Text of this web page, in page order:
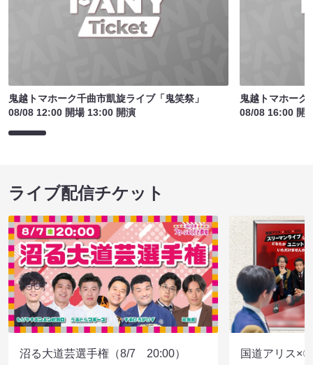
鬼越トマホーク千曲市凱旋ライブ「鬼笑祭」
08/08 12:00 開場 13:00 開演
鬼越トマホーク
08/08 16:00 開
ライブ配信チケット
沼る大道芸選手権（8/7 20:00）
国道アリス×